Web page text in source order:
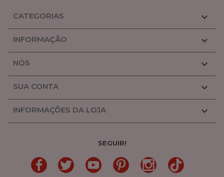
CATEGORIAS 
INFORMAÇÃO 
NÓS 
SUA CONTA 
INFORMAÇÕES DA LOJA 
SEGUIR!
LinkedIn Gorjeio YouTube PinterestLinkedinTikTok